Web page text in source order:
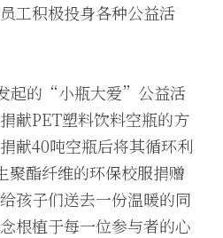
工积极投身各种公益活
起的“小瓶大爱”公益活
献PET塑料饮料空瓶的方
献40吨空瓶后将其循环利
聚酯纤维的环保校服捐赠
孩子们送去一份温暖的同
根植于每一位参与者的心